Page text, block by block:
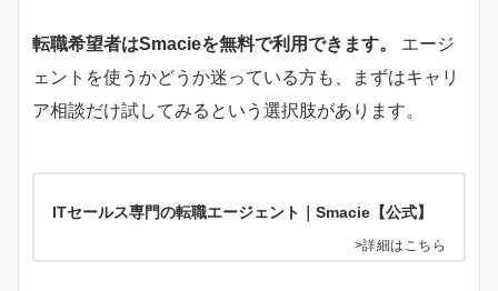
転職希望者はSmacieを無料で利用できます。
エージ
ェントを使うかどうか迷っている方も、まずはキャリ
ア相談だけ試してみるという選択肢があります。
ITセールス専門の転職エージェント｜Smacie【公式】
>詳細はこちら